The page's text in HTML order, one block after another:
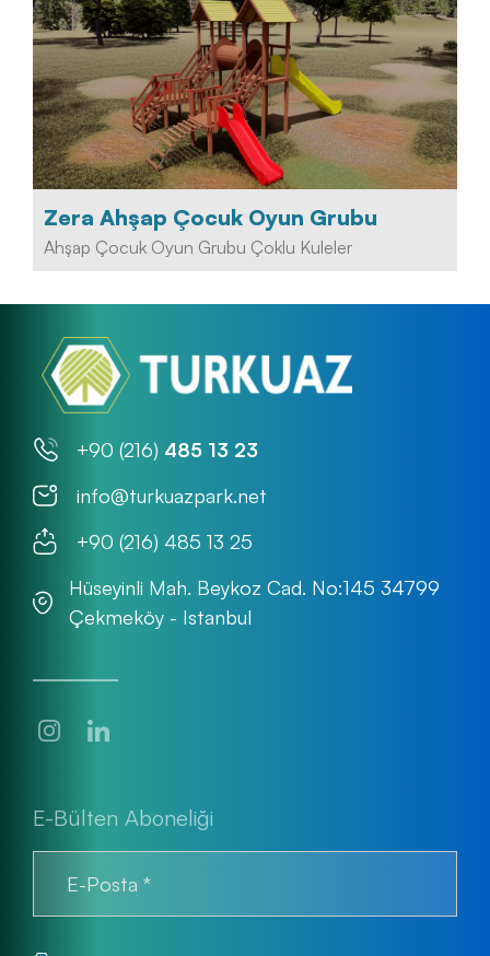
Zera Ahşap Çocuk Oyun Grubu
Ahşap Çocuk Oyun Grubu Çoklu Kuleler
+90 (216) 485 13 23
info@turkuazpark.net
+90 (216) 485 13 25
Hüseyinli Mah. Beykoz Cad. No:145 34799
Çekmeköy - Istanbul
E-Bülten Aboneliği